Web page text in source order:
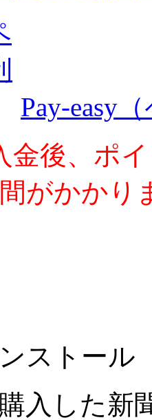
Pay-easy
金後、ポ
がかかり
ストール
入した新